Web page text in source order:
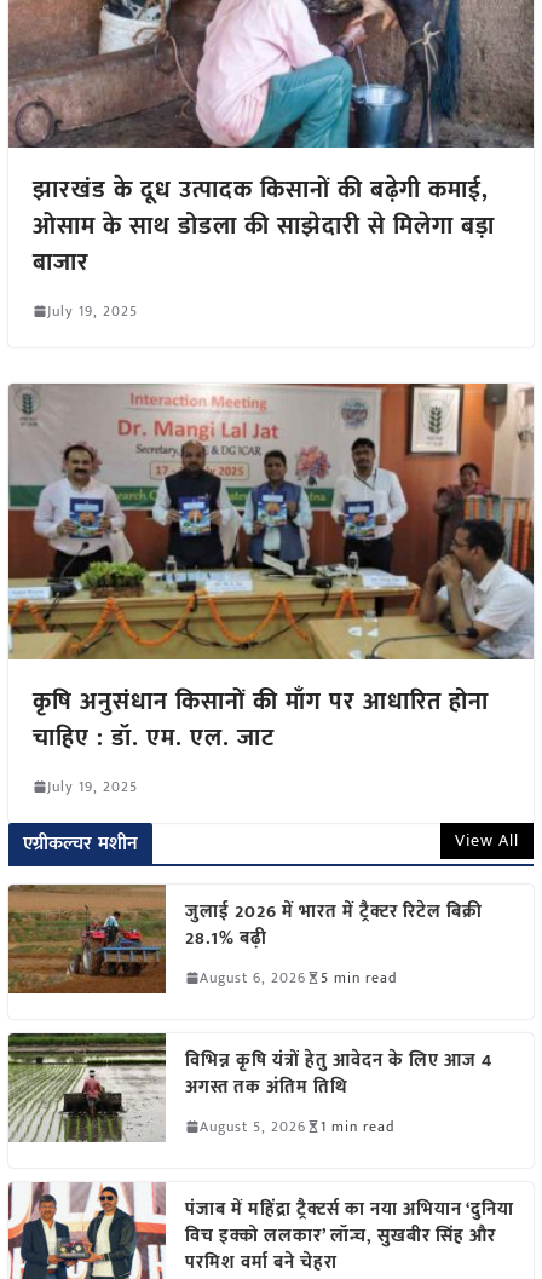
झारखंड के दूध उत्पादक किसानों की बढ़ेगी कमाई,
ओसाम के साथ डोडला की साझेदारी से मिलेगा बड़ा
बाजार
July 19, 2025
कृषि अनुसंधान किसानों की माँग पर आधारित होना
चाहिए : डॉ. एम. एल. जाट
July 19, 2025
एग्रीकल्चर मशीन View All
जुलाई 2026 में भारत में ट्रैक्टर रिटेल बिक्री
28.1% बढ़ी
August 6, 2026 5 min read
विभिन्न कृषि यंत्रों हेतु आवेदन के लिए आज 4
अगस्त तक अंतिम तिथि
August 5, 2026 1 min read
पंजाब में महिंद्रा ट्रैक्टर्स का नया अभियान ‘दुनिया
विच इक्को ललकार’ लॉन्च, सुखबीर सिंह और
परमिश वर्मा बने चेहरा